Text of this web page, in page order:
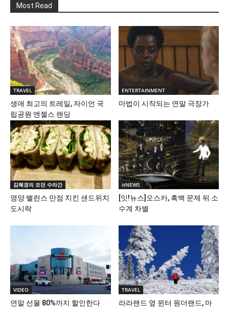
Most Read
TRAVEL
생애 최고의 트레일, 자이언 국
립공원 엔젤스 랜딩
ENTERTAINMENT
마법이 시작되는 연말 극장가
김혜경의 모던 수라간
영양 밸런스 만점 치킨 샌드위치
도시락
itNEWS
[잇!뉴스]오스카, 흑백 문제 뒤 소
수계 차별
VIDEO
연말 선물 80%까지 할인한다
TRAVEL
라라랜드 옆 윈터 원더랜드, 마